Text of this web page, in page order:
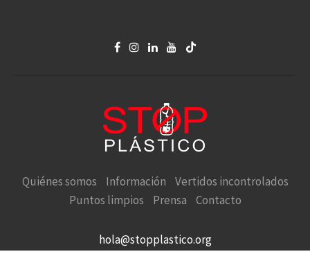
Quiénes somos Información
Vertidos incontrolados
Puntos limpios
Prensa Contacto
hola@stopplastico.org